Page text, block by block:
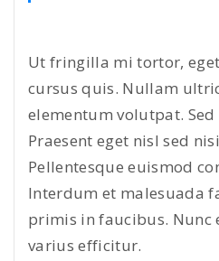
Ut fringilla mi tortor,
cursus quis. Nullam
elementum volutpat.
Praesent eget nisl sed
Pellentesque euismod
Interdum et malesuada
primis in faucibus. Nunc
varius efficitur.